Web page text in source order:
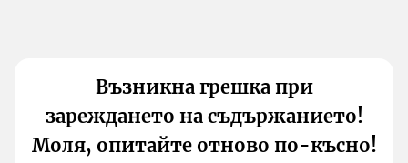
Възникна грешка при
зареждането на съдържанието!
Моля, опитайте отново по-късно!